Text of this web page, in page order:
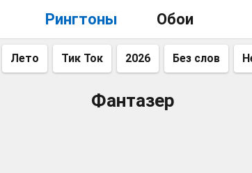
Рингтоны Обои
Лето Тик Ток 2026 Без слов
Фантазер